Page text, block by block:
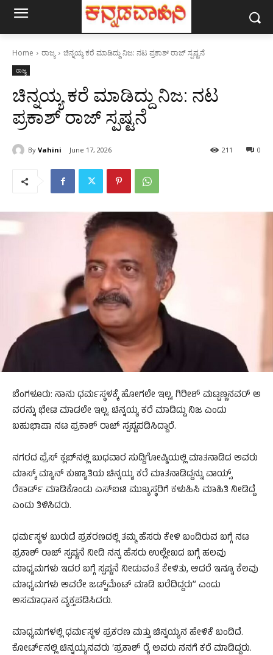
Home ರಾಜ್ಯ ಚಿನ್ನಯ್ಯ ಕರೆ ಮಾಡಿದ್ದು ನಿಜ: ನಟ ಪ್ರಕಾಶ್ ರಾಜ್ ಸ್ಪಷ್ಟನೆ
ರಾಜ್ಯ
ಚಿನ್ನಯ್ಯ ಕರೆ ಮಾಡಿದ್ದು ನಿಜ: ನಟ
ಪ್ರಕಾಶ್ ರಾಜ್ ಸ್ಪಷ್ಟನೆ
By Vahini June 17, 2026 0
211
ಬೆಂಗಳೂರು: ನಾನು ಧರ್ಮಸ್ಥಳಕ್ಕೆ ಹೋಗಲೇ ಇಲ್ಲ, ಗಿರೀಶ್​ ಮಟ್ಟಣ್ಣನವರ್​ ಅ​
ವರನ್ನು ಭೇಟಿ ಮಾಡಲೇ ಇಲ್ಲ. ಚಿನ್ನಯ್ಯ ಕರೆ ಮಾಡಿದ್ದು ನಿಜ ಎಂದು
ಬಹುಭಾಷಾ ನಟ ಪ್ರಕಾಶ್​ ರಾಜ್​ ಸ್ಪಷ್ಟಪಡಿಸಿದ್ದಾರೆ.
ನಗರದ ಪ್ರೆಸ್​​ ಕ್ಲಬ್​​ನಲ್ಲಿ ಬುಧವಾರ ಸುದ್ದಿಗೋಷ್ಠಿಯಲ್ಲಿ ಮಾತನಾಡಿದ ಅವರು
ಮಾಸ್ಕ್ ಮ್ಯಾನ್ ಕುಖ್ಯಾತಿಯ ಚಿನ್ನಯ್ಯ ಕರೆ ಮಾತನಾಡಿದ್ದನ್ನು ವಾಯ್ಸ್
ರೆಕಾರ್ಡ್ ಮಾಡಿಕೊಂಡು ಎಸ್ಐಟಿ ಮುಖ್ಯಸ್ಥರಿಗೆ ಕಳುಹಿಸಿ ಮಾಹಿತಿ ನೀಡಿದ್ದೆ
ಎಂದು ತಿಳಿಸಿದರು.
ಧರ್ಮಸ್ಥಳ ಬುರುಡೆ ಪ್ರಕರಣದಲ್ಲಿ ತಮ್ಮ ಹೆಸರು ಕೇಳಿ ಬಂದಿರುವ ಬಗ್ಗೆ ನಟ
ಪ್ರಕಾಶ್​ ರಾಜ್​ ಸ್ಪಷ್ಟನೆ ನೀಡಿ ನನ್ನ ಹೆಸರು ಉಲ್ಲೇಖದ ಬಗ್ಗೆ ಹಲವು
ಮಾಧ್ಯಮಗಳು ಇದರ ಬಗ್ಗೆ ಸ್ಪಷ್ಟನೆ ನೀಡುವಂತೆ ಕೇಳಿತು, ಆದರೆ ಇನ್ನೂ ಕೆಲವು
ಮಾಧ್ಯಮಗಳು ಅವರೇ ಜಡ್ಜ್​ಮೆಂಟ್​ ಮಾಡಿ​ ಬರೆದಿದ್ದರು” ಎಂದು
ಅಸಮಾಧಾನ ವ್ಯಕ್ತಪಡಿಸಿದರು.
ಮಾಧ್ಯಮಗಳಲ್ಲಿ ಧರ್ಮಸ್ಥಳ ಪ್ರಕರಣ ಮತ್ತು ಚಿನ್ನಯ್ಯನ ಹೇಳಿಕೆ ಬಂದಿದೆ.
ಕೋರ್ಟ್​ನಲ್ಲಿ ಚಿನ್ನಯ್ಯನವರು ‘ಪ್ರಕಾಶ್​ ರೈ ಅವರು ನನಗೆ ಕರೆ ಮಾಡಿದ್ದರು.